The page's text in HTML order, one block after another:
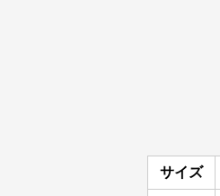
サイズ